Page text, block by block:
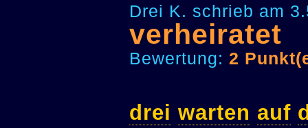
Drei K. schrieb am
verheiratet
Bewertung: 2
drei warten auf